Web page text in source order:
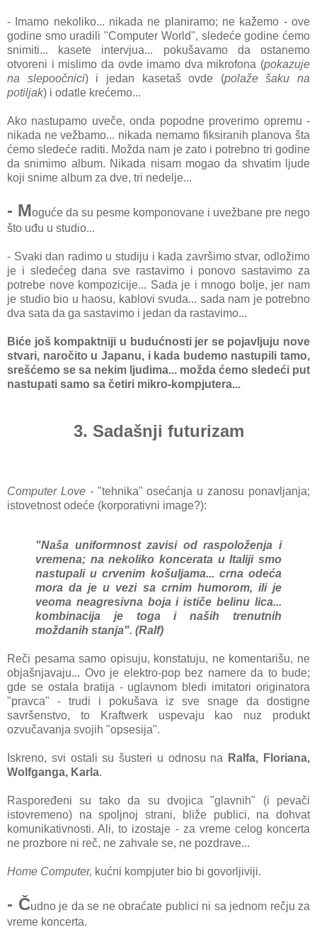
- Imamo nekoliko... nikada ne planiramo; ne kažemo - ove
godine smo uradili "Computer World", sledeće godine ćemo
snimiti... kasete intervjua... pokušavamo da ostanemo
otvoreni i mislimo da ovde imamo dva mikrofona (pokazuje
na slepoočnici) i jedan kasetaš ovde (polaže šaku na
potiljak) i odatle krećemo...
Ako nastupamo uveče, onda popodne proverimo opremu -
nikada ne vežbamo... nikada nemamo fiksiranih planova šta
ćemo sledeće raditi. Možda nam je zato i potrebno tri godine
da snimimo album. Nikada nisam mogao da shvatim ljude
koji snime album za dve, tri nedelje...
- Moguće da su pesme komponovane i uvežbane pre nego
što uđu u studio...
- Svaki dan radimo u studiju i kada završimo stvar, odložimo
je i sledećeg dana sve rastavimo i ponovo sastavimo za
potrebe nove kompozicije... Sada je i mnogo bolje, jer nam
je studio bio u haosu, kablovi svuda... sada nam je potrebno
dva sata da ga sastavimo i jedan da rastavimo...
Biće još kompaktniji u budućnosti jer se pojavljuju nove
stvari, naročito u Japanu, i kada budemo nastupili tamo,
srešćemo se sa nekim ljudima... možda ćemo sledeći put
nastupati samo sa četiri mikro-kompjutera...
3. Sadašnji futurizam
Computer Love -"tehnika" osećanja u zanosu ponavljanja;
istovetnost odeće (korporativni image?):
"Naša uniformnost zavisi od raspoloženja i
vremena; na nekoliko koncerata u Italiji smo
nastupali u crvenim košuljama... crna odeća
mora da je u vezi sa crnim humorom, ili je
veoma neagresivna boja i ističe belinu lica...
kombinacija je toga i naših trenutnih
moždanih stanja". (Ralf)
Reči pesama samo opisuju, konstatuju, ne komentarišu, ne
objašnjavaju... Ovo je elektro-pop bez namere da to bude;
gde se ostala bratija - uglavnom bledi imitatori originatora
"pravca" - trudi i pokušava iz sve snage da dostigne
savršenstvo, to Kraftwerk uspevaju kao nuz produkt
ozvučavanja svojih "opsesija".
Iskreno, svi ostali su šusteri u odnosu na
Ralfa, Floriana,
Wolfganga, Karla.
Raspoređeni su tako da su dvojica "glavnih" (i pevači
istovremeno) na spoljnoj strani, bliže publici, na dohvat
komunikativnosti. Ali, to izostaje - za vreme celog koncerta
ne prozbore ni reč, ne zahvale se, ne pozdrave...
Home Computer, kućni kompjuter bio bi govorljiviji.
- Čudno je da se ne obraćate publici ni sa jednom rečju za
vreme koncerta.